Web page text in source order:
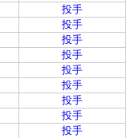
投手
投手
投手
投手
投手
投手
投手
投手
投手